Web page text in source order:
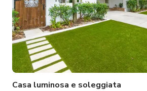
Casa luminosa e soleggiata